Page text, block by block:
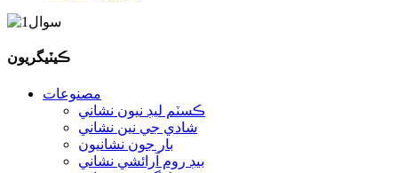
ڪيٽيگريون
مصنوعات
ڪسٽم ليڊ نيون نشاني
شادي جي نين نشاني
بار جون نشانيون
بيڊ روم آرائشي نشاني